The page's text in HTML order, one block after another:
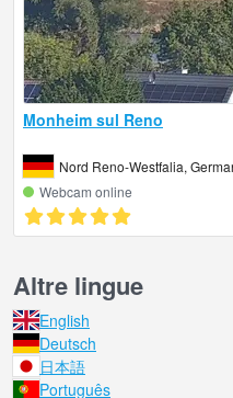
Monheim sul Reno
Nord Reno-Westfalia,
Webcam online
Altre lingue
English
Deutsch
日本語
Português